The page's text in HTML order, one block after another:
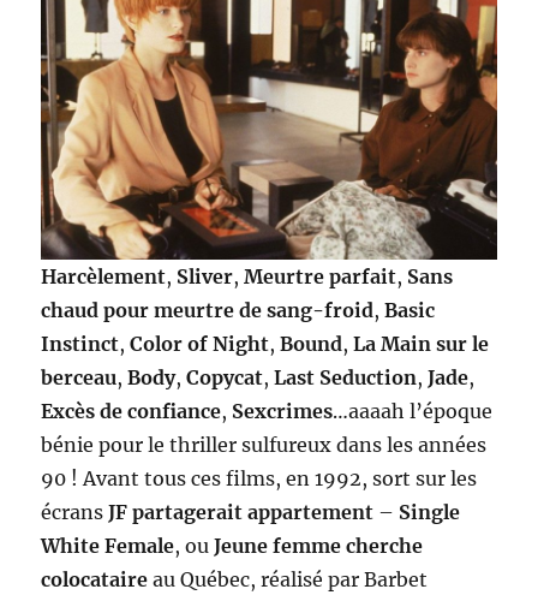
Harcèlement, Sliver,Meurtre parfait, Sans
chaud pour meurtre de sang-froid,Basic
Instinct,Color of Night,Bound, La Main sur le
berceau,Body,Copycat,Last Seduction,Jade,
Excès de confiance, Sexcrimes…aaaah l’époque
bénie pour le thriller sulfureux dans les années
90 ! Avant tous ces films, en 1992, sort sur les
écransJF partagerait appartement – Single
White Female, ou Jeune femme cherche
colocataire au Québec, réalisé par Barbet